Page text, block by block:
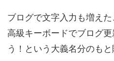
ブログで文字入力も増え
高級キーボードでブログ
う！という大義名分のも